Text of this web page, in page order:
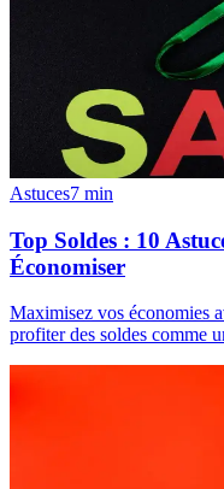
Astuces7 min
Top Soldes : 10
Économiser
Maximisez vos économies
profiter des soldes comme